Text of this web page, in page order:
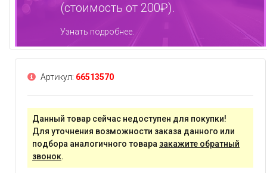
(стоимость от 200₽).
Узнать подробнее.
Артикул: 66513570
Данный товар сейчас недоступен для покупки!
Для уточнения возможности заказа данного или
подбора аналогичного товара закажите обратный
звонок.